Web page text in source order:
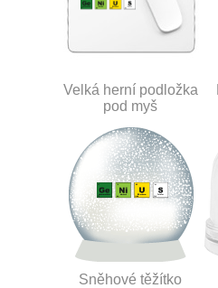
Velká herní podložka
pod myš
Sněhové těžítko